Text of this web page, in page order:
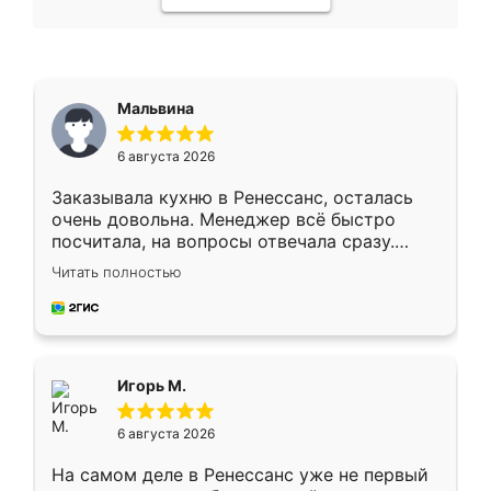
Мальвина
6 августа 2026
Заказывала кухню в Ренессанс, осталась
очень довольна. Менеджер всё быстро
посчитала, на вопросы отвечала сразу.
Замерщик приехал в субботу, подошёл к
делу со всей ответственностью. Собрали
за день, ребята работали аккуратно, даже
Читать полностью
Игорь М.
6 августа 2026
На самом деле в Ренессанс уже не первый